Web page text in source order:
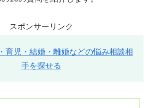
スポンサーリンク
育児・結婚・離婚などの悩み相談相
手を探せる